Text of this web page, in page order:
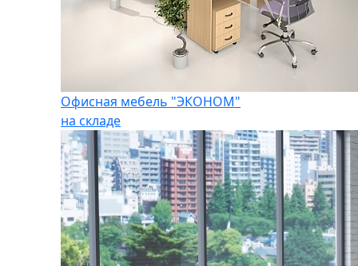
Офисная мебель "ЭКОНОМ"
на складе